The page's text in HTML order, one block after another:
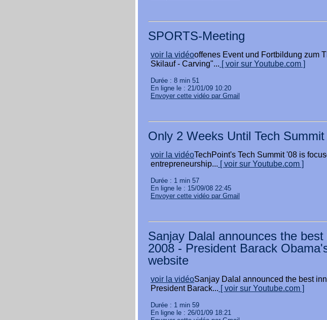
SPORTS-Meeting
voir la vidéooffenes Event und Fortbildung zum
Skilauf - Carving"... [ voir sur Youtube.com ]
Durée : 8 min 51
En ligne le : 21/01/09 10:20
Envoyer cette vidéo par Gmail
Only 2 Weeks Until Tech
voir la vidéoTechPoint's Tech Summit '08 is
entrepreneurship... [ voir sur Youtube.com ]
Durée : 1 min 57
En ligne le : 15/09/08 22:45
Envoyer cette vidéo par Gmail
Sanjay Dalal announces the
2008 - President Barack
website
voir la vidéoSanjay Dalal announced the best
President Barack... [ voir sur Youtube.com ]
Durée : 1 min 59
En ligne le : 26/01/09 18:21